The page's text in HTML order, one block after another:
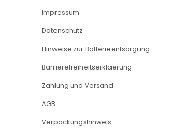
Impressum
Datenschutz
Hinweise zur Batterieentsorgung
Barrierefreiheitserklaerung
Zahlung und Versand
AGB
Verpackungshinweis